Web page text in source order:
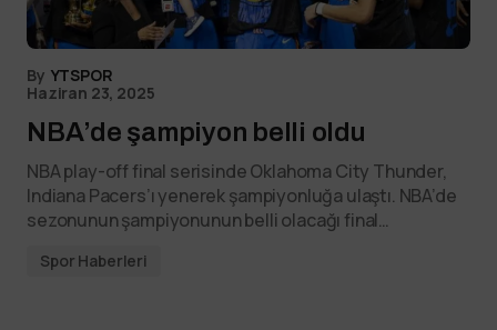
By YTSPOR
Haziran 23, 2025
NBA’de şampiyon belli oldu
NBA play-off final serisinde Oklahoma City Thunder,
Indiana Pacers’ı yenerek şampiyonluğa ulaştı. NBA’de
sezonunun şampiyonunun belli olacağı final…
Spor Haberleri